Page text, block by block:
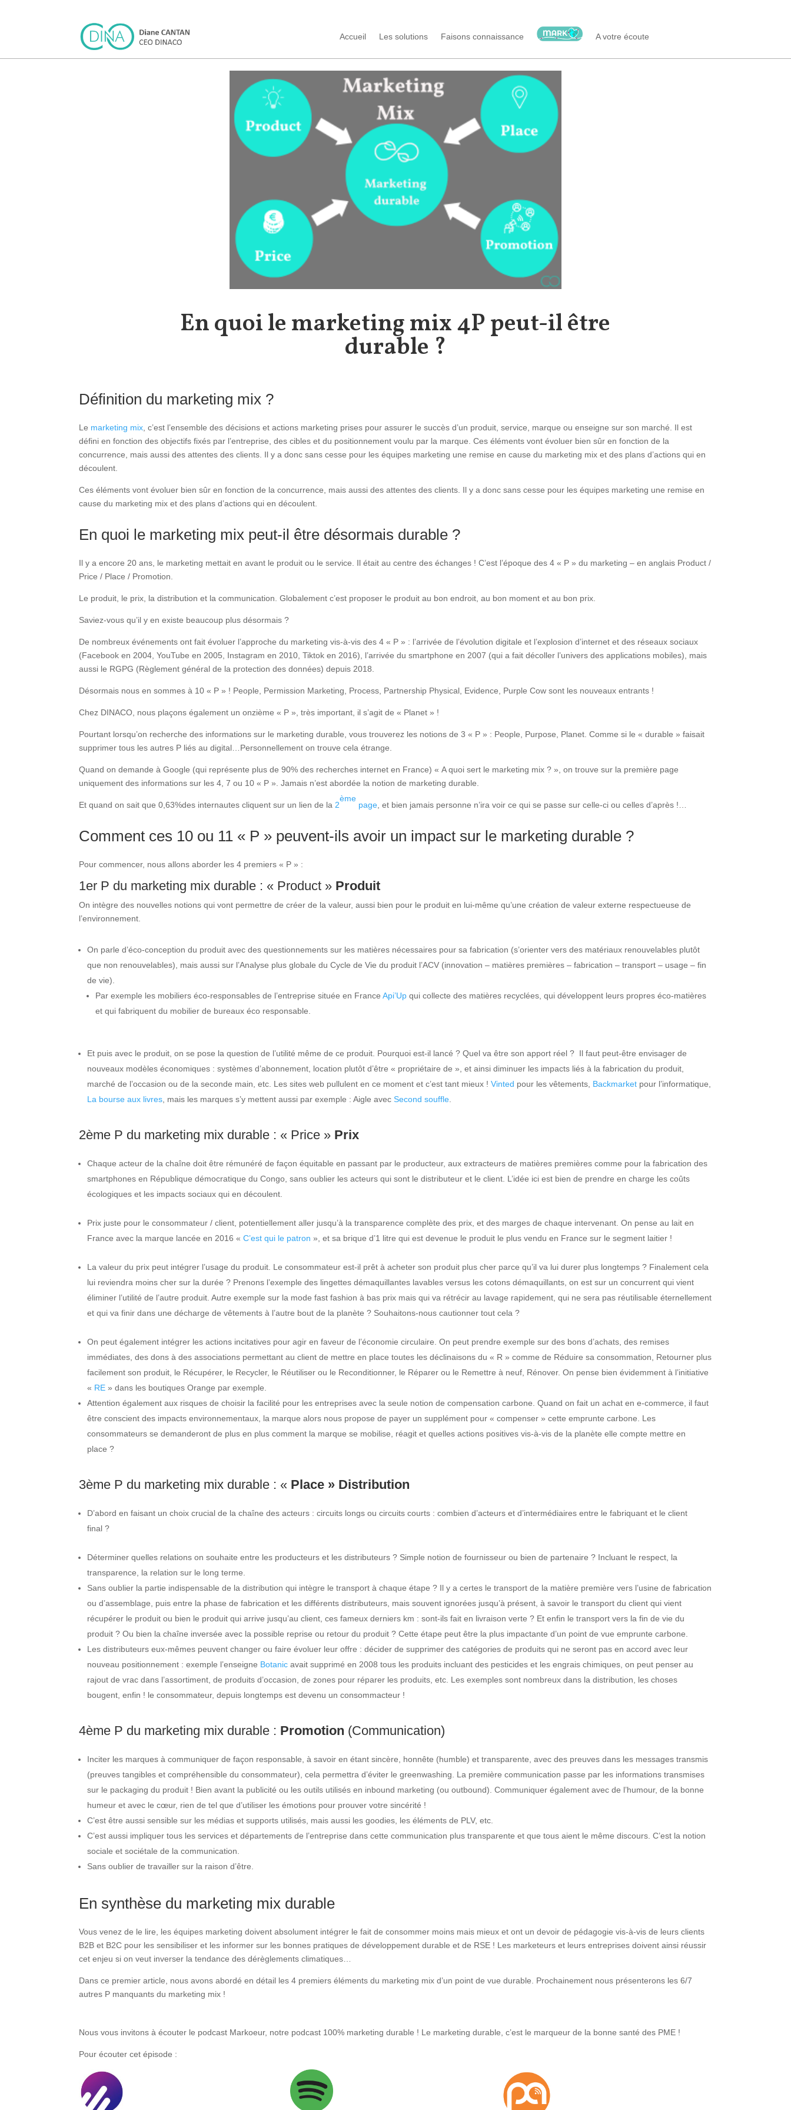
Accueil Les solutions Faisons connaissance A votre écoute
En quoi le marketing mix 4P peut-il être
durable ?
Définition du marketing mix ?
Le marketing mix , c’est l’ensemble des décisions et actions marketing prises pour assurer le succès d’un produit, service, marque ou enseigne sur son marché. Il est
défini en fonction des objectifs fixés par l’entreprise, des cibles et du positionnement voulu par la marque. Ces éléments vont évoluer bien sûr en fonction de la
concurrence, mais aussi des attentes des clients. Il y a donc sans cesse pour les équipes marketing une remise en cause du marketing mix et des plans d’actions qui en
découlent.
Ces éléments vont évoluer bien sûr en fonction de la concurrence, mais aussi des attentes des clients. Il y a donc sans cesse pour les équipes marketing une remise en
cause du marketing mix et des plans d’actions qui en découlent.
En quoi le marketing mix peut-il être désormais durable ?
Il y a encore 20 ans, le marketing mettait en avant le produit ou le service. Il était au centre des échanges ! C’est l’époque des 4 « P » du marketing – en anglais Product /
Price / Place / Promotion.
Le produit, le prix, la distribution et la communication. Globalement c’est proposer le produit au bon endroit, au bon moment et au bon prix.
Saviez-vous qu’il y en existe beaucoup plus désormais ?
De nombreux événements ont fait évoluer l’approche du marketing vis-à-vis des 4 « P » : l’arrivée de l’évolution digitale et l’explosion d’internet et des réseaux sociaux
(Facebook en 2004, YouTube en 2005, Instagram en 2010, Tiktok en 2016), l’arrivée du smartphone en 2007 (qui a fait décoller l’univers des applications mobiles), mais
aussi le RGPG (Règlement général de la protection des données) depuis 2018.
Désormais nous en sommes à 10 « P » ! People, Permission Marketing, Process, Partnership Physical, Evidence, Purple Cow sont les nouveaux entrants !
Chez DINACO, nous plaçons également un onzième « P », très important, il s’agit de « Planet » !
Pourtant lorsqu’on recherche des informations sur le marketing durable, vous trouverez les notions de 3 « P » : People, Purpose, Planet. Comme si le « durable » faisait
supprimer tous les autres P liés au digital…Personnellement on trouve cela étrange.
Quand on demande à Google (qui représente plus de 90% des recherches internet en France) « A quoi sert le marketing mix ? », on trouve sur la première page
uniquement des informations sur les 4, 7 ou 10 « P ». Jamais n’est abordée la notion de marketing durable.
Et quand on sait que 0,63%des internautes cliquent sur un lien de la 2
ème
page , et bien jamais personne n’ira voir ce qui se passe sur celle-ci ou celles d’après !…
Comment ces 10 ou 11 « P » peuvent-ils avoir un impact sur le marketing durable ?
Pour commencer, nous allons aborder les 4 premiers « P » :
1er P du marketing mix durable : « Product » Produit
On intègre des nouvelles notions qui vont permettre de créer de la valeur, aussi bien pour le produit en lui-même qu’une création de valeur externe respectueuse de
l’environnement.
On parle d’éco-conception du produit avec des questionnements sur les matières nécessaires pour sa fabrication (s’orienter vers des matériaux renouvelables plutôt
que non renouvelables), mais aussi sur l’Analyse plus globale du Cycle de Vie du produit l’ACV (innovation – matières premières – fabrication – transport – usage – fin
de vie).
Par exemple les mobiliers éco-responsables de l’entreprise située en FranceApi’Up qui collecte des matières recyclées, qui développent leurs propres éco-matières
et qui fabriquent du mobilier de bureaux éco responsable.
Et puis avec le produit, on se pose la question de l’utilité même de ce produit. Pourquoi est-il lancé ? Quel va être son apport réel ? Il faut peut-être envisager de
nouveaux modèles économiques : systèmes d’abonnement, location plutôt d’être « propriétaire de », et ainsi diminuer les impacts liés à la fabrication du produit,
marché de l’occasion ou de la seconde main, etc. Les sites web pullulent en ce moment et c’est tant mieux !Vinted pour les vêtements, Backmarket pour l’informatique,
La bourse aux livres , mais les marques s’y mettent aussi par exemple : Aigle avecSecond souffle
2ème P du marketing mix durable : « Price » Prix
Chaque acteur de la chaîne doit être rémunéré de façon équitable en passant par le producteur, aux extracteurs de matières premières comme pour la fabrication des
smartphones en République démocratique du Congo, sans oublier les acteurs qui sont le distributeur et le client. L’idée ici est bien de prendre en charge les coûts
écologiques et les impacts sociaux qui en découlent.
Prix juste pour le consommateur / client, potentiellement aller jusqu’à la transparence complète des prix, et des marges de chaque intervenant. On pense au lait en
France avec la marque lancée en 2016 «C’est qui le patron », et sa brique d’1 litre qui est devenue le produit le plus vendu en France sur le segment laitier !
La valeur du prix peut intégrer l’usage du produit. Le consommateur est-il prêt à acheter son produit plus cher parce qu’il va lui durer plus longtemps ? Finalement cela
lui reviendra moins cher sur la durée ? Prenons l’exemple des lingettes démaquillantes lavables versus les cotons démaquillants, on est sur un concurrent qui vient
éliminer l’utilité de l’autre produit. Autre exemple sur la mode fast fashion à bas prix mais qui va rétrécir au lavage rapidement, qui ne sera pas réutilisable éternellement
et qui va finir dans une décharge de vêtements à l’autre bout de la planète ? Souhaitons-nous cautionner tout cela ?
On peut également intégrer les actions incitatives pour agir en faveur de l’économie circulaire. On peut prendre exemple sur des bons d’achats, des remises
immédiates, des dons à des associations permettant au client de mettre en place toutes les déclinaisons du « R » comme de Réduire sa consommation, Retourner plus
facilement son produit, le Récupérer, le Recycler, le Réutiliser ou le Reconditionner, le Réparer ou le Remettre à neuf, Rénover. On pense bien évidemment à l’initiative
« RE » dans les boutiques Orange par exemple.
Attention également aux risques de choisir la facilité pour les entreprises avec la seule notion de compensation carbone. Quand on fait un achat en e-commerce, il faut
être conscient des impacts environnementaux, la marque alors nous propose de payer un supplément pour « compenser » cette emprunte carbone. Les
consommateurs se demanderont de plus en plus comment la marque se mobilise, réagit et quelles actions positives vis-à-vis de la planète elle compte mettre en
place ?
3ème P du marketing mix durable : « Place » Distribution
D’abord en faisant un choix crucial de la chaîne des acteurs : circuits longs ou circuits courts : combien d’acteurs et d’intermédiaires entre le fabriquant et le client
final ?
Déterminer quelles relations on souhaite entre les producteurs et les distributeurs ? Simple notion de fournisseur ou bien de partenaire ? Incluant le respect, la
transparence, la relation sur le long terme.
Sans oublier la partie indispensable de la distribution qui intègre le transport à chaque étape ? Il y a certes le transport de la matière première vers l’usine de fabrication
ou d’assemblage, puis entre la phase de fabrication et les différents distributeurs, mais souvent ignorées jusqu’à présent, à savoir le transport du client qui vient
récupérer le produit ou bien le produit qui arrive jusqu’au client, ces fameux derniers km : sont-ils fait en livraison verte ? Et enfin le transport vers la fin de vie du
produit ? Ou bien la chaîne inversée avec la possible reprise ou retour du produit ? Cette étape peut être la plus impactante d’un point de vue emprunte carbone.
Les distributeurs eux-mêmes peuvent changer ou faire évoluer leur offre : décider de supprimer des catégories de produits qui ne seront pas en accord avec leur
nouveau positionnement : exemple l’enseigne Botanic avait supprimé en 2008 tous les produits incluant des pesticides et les engrais chimiques, on peut penser au
rajout de vrac dans l’assortiment, de produits d’occasion, de zones pour réparer les produits, etc. Les exemples sont nombreux dans la distribution, les choses
bougent, enfin ! le consommateur, depuis longtemps est devenu un consommacteur !
4ème P du marketing mix durable : Promotion (Communication)
Inciter les marques à communiquer de façon responsable, à savoir en étant sincère, honnête (humble) et transparente, avec des preuves dans les messages transmis
(preuves tangibles et compréhensible du consommateur), cela permettra d’éviter le greenwashing. La première communication passe par les informations transmises
sur le packaging du produit ! Bien avant la publicité ou les outils utilisés en inbound marketing (ou outbound). Communiquer également avec de l’humour, de la bonne
humeur et avec le cœur, rien de tel que d’utiliser les émotions pour prouver votre sincérité !
C’est être aussi sensible sur les médias et supports utilisés, mais aussi les goodies, les éléments de PLV, etc.
C’est aussi impliquer tous les services et départements de l’entreprise dans cette communication plus transparente et que tous aient le même discours. C’est la notion
sociale et sociétale de la communication.
Sans oublier de travailler sur la raison d’être.
En synthèse du marketing mix durable
Vous venez de le lire, les équipes marketing doivent absolument intégrer le fait de consommer moins mais mieux et ont un devoir de pédagogie vis-à-vis de leurs clients
B2B et B2C pour les sensibiliser et les informer sur les bonnes pratiques de développement durable et de RSE ! Les marketeurs et leurs entreprises doivent ainsi réussir
cet enjeu si on veut inverser la tendance des dérèglements climatiques…
Dans ce premier article, nous avons abordé en détail les 4 premiers éléments du marketing mix d’un point de vue durable. Prochainement nous présenterons les 6/7
autres P manquants du marketing mix !
Nous vous invitons à écouter le podcast Markoeur, notre podcast 100% marketing durable ! Le marketing durable, c’est le marqueur de la bonne santé des PME !
Pour écouter cet épisode :